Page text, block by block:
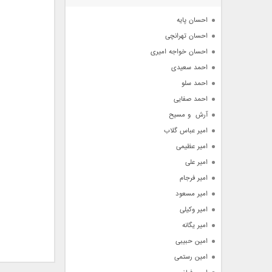
احسان پایه
احسان تهرانچی
احسان خواجه امیری
احمد سعیدی
احمد سلو
احمد صفایی
آرش  و مسیح
امیر عباس گلاب
امیر عظیمی
امیر علی
امیر فرجام
امیر مسعود
امیر وکیلی
امیر یگانه
امین حبیبی
امین رستمی